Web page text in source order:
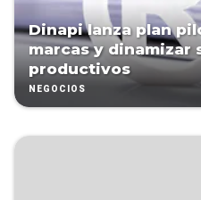
Dinapi lanza plan
marcas y dinamizar
productivos
NEGOCIOS